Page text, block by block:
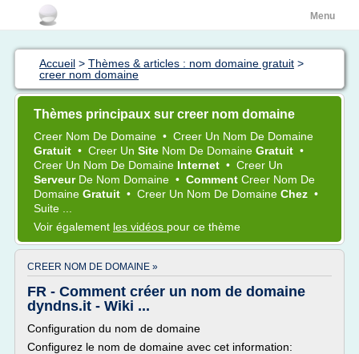
Menu
Accueil > Thèmes & articles : nom domaine gratuit >
creer nom domaine
Thèmes principaux sur creer nom domaine
Creer Nom De Domaine • Creer Un Nom De Domaine
Gratuit • Creer Un Site Nom De Domaine Gratuit •
Creer Un Nom De Domaine Internet • Creer Un
Serveur De Nom Domaine • Comment Creer Nom De
Domaine Gratuit • Creer Un Nom De Domaine Chez •
Suite ...
Voir également les vidéos pour ce thème
CREER NOM DE DOMAINE »
FR - Comment créer un nom de domaine
dyndns.it - Wiki ...
Configuration du nom de domaine
Configurez le nom de domaine avec cet information: